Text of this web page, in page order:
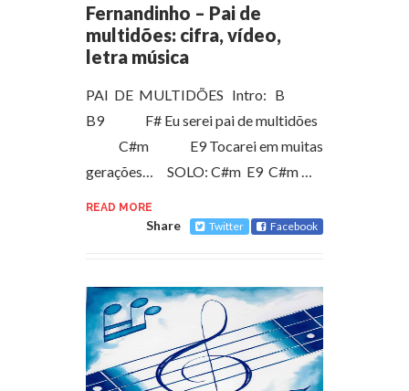
Fernandinho – Pai de
multidões: cifra, vídeo,
letra música
PAI DE MULTIDÕES Intro: B
B9 F# Eu serei pai de multidões
C#m E9 Tocarei em muitas
gerações… SOLO: C#m E9 C#m …
READ MORE
Share Twitter Facebook